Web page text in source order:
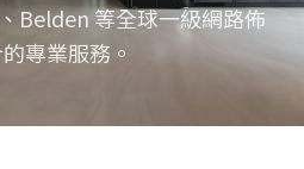
Belden 等全球一級網路佈
專業服務。